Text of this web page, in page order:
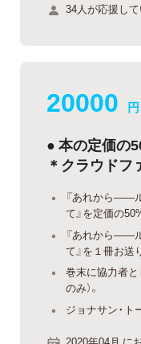
34人が応援して
20000 円
● 本の定価の
＊クラウドフ
『あれから——
て』を定価の
『あれから——
て』を１冊お送
巻末に協力者と
のみ）。
ジョナサン・ト